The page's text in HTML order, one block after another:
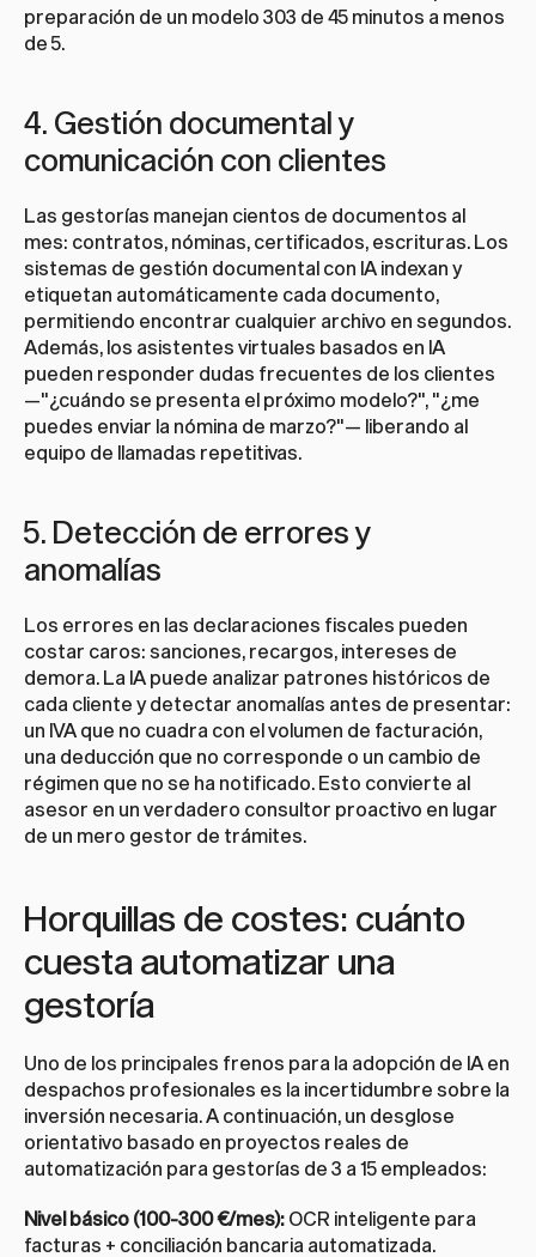
preparación de un modelo 303 de 45 minutos a menos
de 5.
4. Gestión documental y
comunicación con clientes
Las gestorías manejan cientos de documentos al
mes: contratos, nóminas, certificados, escrituras. Los
sistemas de gestión documental con IA indexan y
etiquetan automáticamente cada documento,
permitiendo encontrar cualquier archivo en segundos.
Además, los asistentes virtuales basados en IA
pueden responder dudas frecuentes de los clientes
—"¿cuándo se presenta el próximo modelo?", "¿me
puedes enviar la nómina de marzo?"— liberando al
equipo de llamadas repetitivas.
5. Detección de errores y
anomalías
Los errores en las declaraciones fiscales pueden
costar caros: sanciones, recargos, intereses de
demora. La IA puede analizar patrones históricos de
cada cliente y detectar anomalías antes de presentar:
un IVA que no cuadra con el volumen de facturación,
una deducción que no corresponde o un cambio de
régimen que no se ha notificado. Esto convierte al
asesor en un verdadero consultor proactivo en lugar
de un mero gestor de trámites.
Horquillas de costes: cuánto
cuesta automatizar una
gestoría
Uno de los principales frenos para la adopción de IA en
despachos profesionales es la incertidumbre sobre la
inversión necesaria. A continuación, un desglose
orientativo basado en proyectos reales de
automatización para gestorías de 3 a 15 empleados:
Nivel básico (100-300 €/mes): OCR inteligente para
facturas + conciliación bancaria automatizada.